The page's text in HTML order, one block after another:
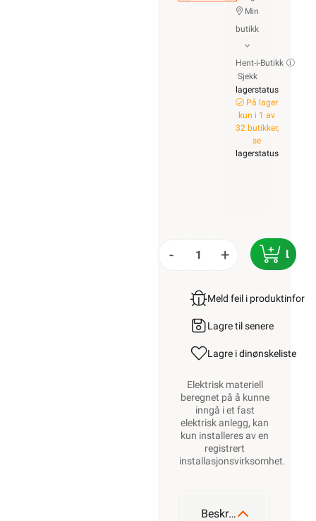
Min
butikk
Hent-i-Butikk
Sjekk
lagerstatus
På lager
kun i 1 av
32 butikker,
se
lagerstatus
- +
Meld feil i
Lagre til senere
Lagre i dinønskeliste
Elektrisk materiell
beregnet på å kunne
inngå i et fast
elektrisk anlegg, kan
kun installeres av en
registrert
installasjonsvirksomhet.
Beskrivelse